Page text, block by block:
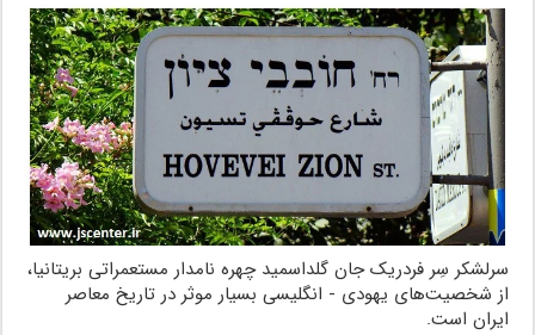
سرلشکر سِر فردریک جان گلداسمید چهره نامدار مستعمراتی بریتانیا،
از شخصیت‌های یهودی - انگلیسی بسیار موثر در تاریخ معاصر
ایران است.